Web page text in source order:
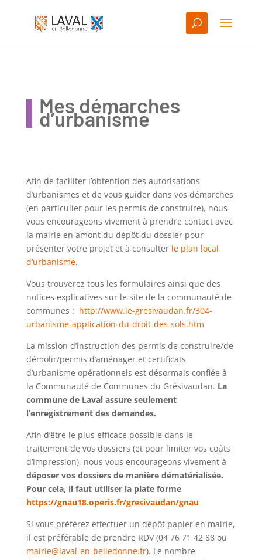
Mes démarches
d’urbanisme
Afin de faciliter l’obtention des autorisations
d’urbanismes et de vous guider dans vos démarches
(en particulier pour les permis de construire), nous
vous encourageons vivement à prendre contact avec
la mairie en amont du dépôt du dossier pour
présenter votre projet et à consulter le plan local
d’urbanisme.
Vous trouverez tous les formulaires ainsi que des
notices explicatives sur le site de la communauté de
communes : http://www.le-gresivaudan.fr/304-
urbanisme-application-du-droit-des-sols.htm
La mission d’instruction des permis de construire/de
démolir/permis d’aménager et certificats
d’urbanisme opérationnels est désormais confiée à
la Communauté de Communes du Grésivaudan. La
commune de Laval assure seulement
l’enregistrement des demandes.
Afin d’être le plus efficace possible dans le
traitement de vos dossiers (et pour limiter vos coûts
d’impression), nous vous encourageons vivement à
déposer vos dossiers de manière dématérialisée.
Pour cela, il faut utiliser la plate forme
https://gnau18.operis.fr/gresivaudan/gnau
Si vous préférez effectuer un dépôt papier en mairie,
il est préférable de prendre RDV (04 76 71 42 88 ou
mairie@laval-en-belledonne.fr). Le nombre